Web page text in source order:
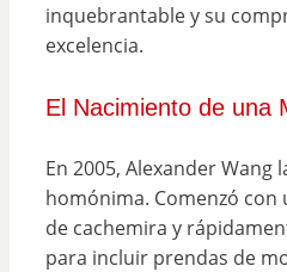
inquebrantable y su
excelencia.
El Nacimiento de una
En 2005, Alexander Wang
homónima. Comenzó con
de cachemira y
para incluir prendas de